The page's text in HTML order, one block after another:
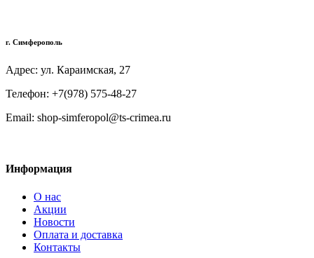
г. Симферополь
Адрес: ул. Караимская, 27
Телефон: +7(978) 575-48-27
Email: shop-simferopol@ts-crimea.ru
Информация
О нас
Акции
Новости
Оплата и доставка
Контакты